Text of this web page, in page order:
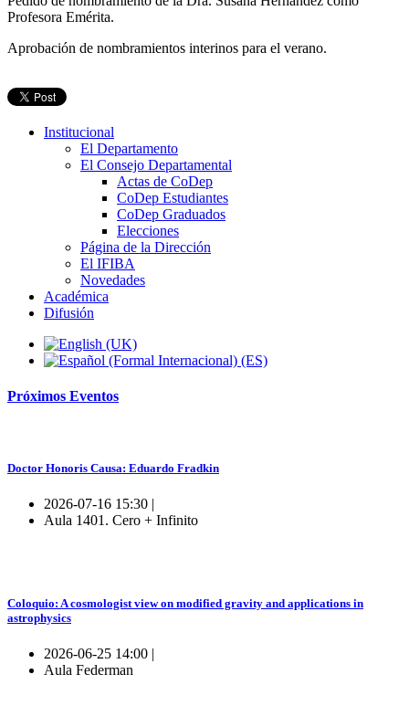
Profesora Emérita.
Aprobación de nombramientos interinos para el verano.
Institucional
El Departamento
El Consejo Departamental
Actas de CoDep
CoDep Estudiantes
CoDep Graduados
Elecciones
Página de la Dirección
El IFIBA
Novedades
Académica
Difusión
Próximos Eventos
Doctor Honoris Causa: Eduardo Fradkin
2026-07-16 15:30 |
Aula 1401. Cero + Infinito
Coloquio: A cosmologist view on modified gravity and applications in
astrophysics
2026-06-25 14:00 |
Aula Federman